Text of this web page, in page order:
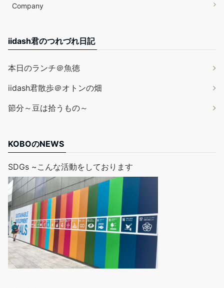
Company
iidash君のつれづれ日記
本日のランチ＠魚徳
iidash君散歩＠オトンの畑
節分～豆は拾うもの～
KOBOのNEWS
SDGs ~こんな活動をしております